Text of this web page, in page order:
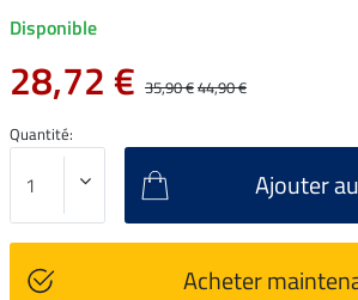
Disponible
28,72 € 35,90 €44,90 €
Quantité:
Ajouter
Acheter